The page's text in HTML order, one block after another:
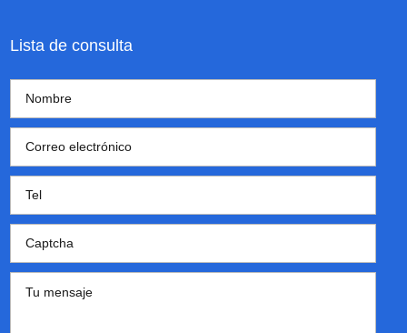
Lista de consulta